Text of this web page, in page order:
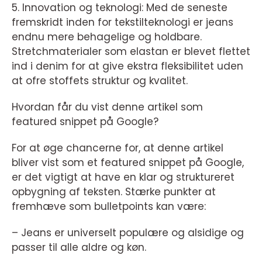
5. Innovation og teknologi: Med de seneste
fremskridt inden for tekstilteknologi er jeans
endnu mere behagelige og holdbare.
Stretchmaterialer som elastan er blevet flettet
ind i denim for at give ekstra fleksibilitet uden
at ofre stoffets struktur og kvalitet.
Hvordan får du vist denne artikel som
featured snippet på Google?
For at øge chancerne for, at denne artikel
bliver vist som et featured snippet på Google,
er det vigtigt at have en klar og struktureret
opbygning af teksten. Stærke punkter at
fremhæve som bulletpoints kan være:
– Jeans er universelt populære og alsidige og
passer til alle aldre og køn.